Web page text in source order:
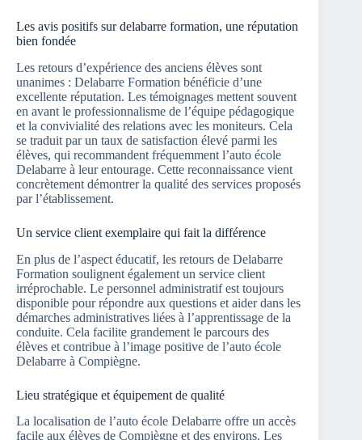
Les avis positifs sur delabarre formation, une réputation
bien fondée
Les retours d’expérience des anciens élèves sont
unanimes : Delabarre Formation bénéficie d’une
excellente réputation. Les témoignages mettent souvent
en avant le professionnalisme de l’équipe pédagogique
et la convivialité des relations avec les moniteurs. Cela
se traduit par un taux de satisfaction élevé parmi les
élèves, qui recommandent fréquemment l’auto école
Delabarre à leur entourage. Cette reconnaissance vient
concrètement démontrer la qualité des services proposés
par l’établissement.
Un service client exemplaire qui fait la différence
En plus de l’aspect éducatif, les retours de Delabarre
Formation soulignent également un service client
irréprochable. Le personnel administratif est toujours
disponible pour répondre aux questions et aider dans les
démarches administratives liées à l’apprentissage de la
conduite. Cela facilite grandement le parcours des
élèves et contribue à l’image positive de l’auto école
Delabarre à Compiègne.
Lieu stratégique et équipement de qualité
La localisation de l’auto école Delabarre offre un accès
facile aux élèves de Compiègne et des environs. Les